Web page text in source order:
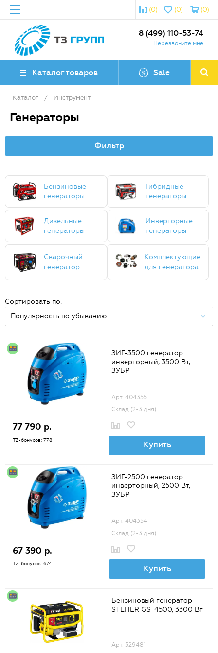
(0)
(0)
(0)
8 (499) 110-53-74
Перезвоните мне
Каталог товаров Sale
Каталог / Инструмент
Генераторы
Фильтр
Бензиновые
генераторы
Гибридные
генераторы
Дизельные
генераторы
Инверторные
генераторы
Сварочный
генератор
Комплектующие
для генератора
Сортировать по:
ЗИГ-3500 генератор
инверторный, 3500 Вт,
ЗУБР
Арт. 404355
Склад (2-3 дня)
77 790 р.
TZ-бонусов: 778 Купить
ЗИГ-2500 генератор
инверторный, 2500 Вт,
ЗУБР
Арт. 404354
Склад (2-3 дня)
67 390 р.
TZ-бонусов: 674 Купить
Бензиновый генератор
STEHER GS-4500, 3300 Вт
Арт. 529481